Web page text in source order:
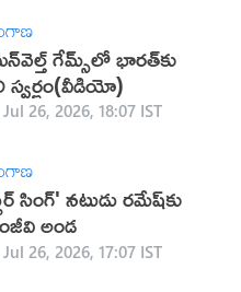
గేమ్స్‌లో భారత్‌కు
Jul 26, 2026, 18:07 IST
సింగ్' నటుడు రమేష్‌కు
అండ
Jul 26, 2026, 17:07 IST